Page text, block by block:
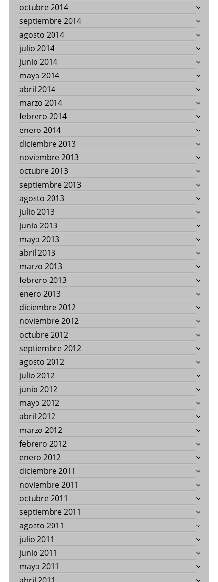
octubre 2014
septiembre 2014
agosto 2014
julio 2014
junio 2014
mayo 2014
abril 2014
marzo 2014
febrero 2014
enero 2014
diciembre 2013
noviembre 2013
octubre 2013
septiembre 2013
agosto 2013
julio 2013
junio 2013
mayo 2013
abril 2013
marzo 2013
febrero 2013
enero 2013
diciembre 2012
noviembre 2012
octubre 2012
septiembre 2012
agosto 2012
julio 2012
junio 2012
mayo 2012
abril 2012
marzo 2012
febrero 2012
enero 2012
diciembre 2011
noviembre 2011
octubre 2011
septiembre 2011
agosto 2011
julio 2011
junio 2011
mayo 2011